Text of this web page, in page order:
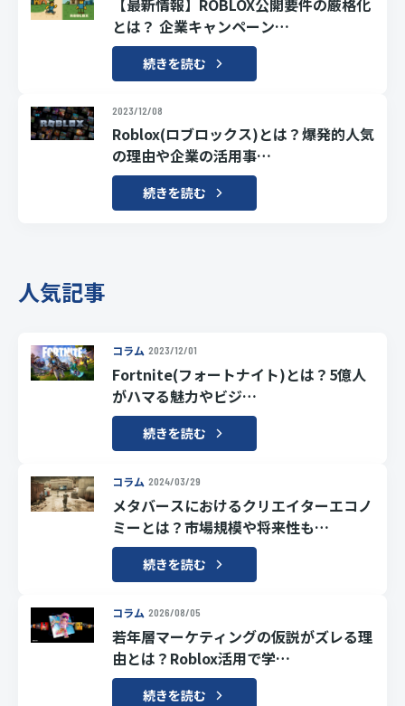
【最新情報】ROBLOX公開要件の厳格化
とは？ 企業キャンペーン…
続きを読む
2023/12/08
Roblox(ロブロックス)とは？爆発的人気
の理由や企業の活用事…
続きを読む
人気記事
コラム 2023/12/01
Fortnite(フォートナイト)とは？5億人
がハマる魅力やビジ…
続きを読む
コラム 2024/03/29
メタバースにおけるクリエイターエコノ
ミーとは？市場規模や将来性も…
続きを読む
コラム 2026/08/05
若年層マーケティングの仮説がズレる理
由とは？Roblox活用で学…
続きを読む